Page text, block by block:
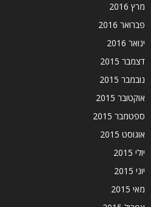
מרץ 2016
פברואר 2016
ינואר 2016
דצמבר 2015
נובמבר 2015
אוקטובר 2015
ספטמבר 2015
אוגוסט 2015
יולי 2015
יוני 2015
מאי 2015